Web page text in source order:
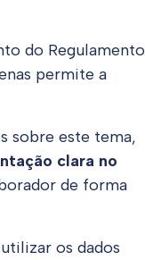
do Regulamento
permite a
sobre este tema,
clara no
de forma
os dados